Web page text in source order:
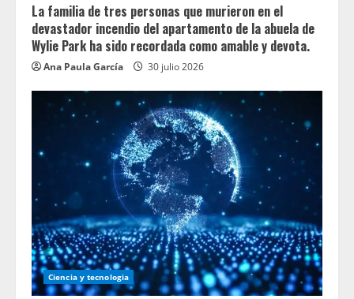
La familia de tres personas que murieron en el
devastador incendio del apartamento de la abuela de
Wylie Park ha sido recordada como amable y devota.
Ana Paula García 30 julio 2026
Ciencia y tecnologia